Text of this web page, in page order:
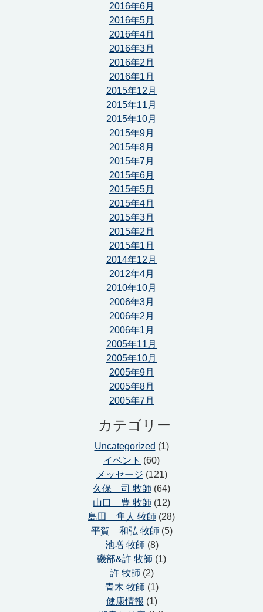
2016年6月
2016年5月
2016年4月
2016年3月
2016年2月
2016年1月
2015年12月
2015年11月
2015年10月
2015年9月
2015年8月
2015年7月
2015年6月
2015年5月
2015年4月
2015年3月
2015年2月
2015年1月
2014年12月
2012年4月
2010年10月
2006年3月
2006年2月
2006年1月
2005年11月
2005年10月
2005年9月
2005年8月
2005年7月
カテゴリー
Uncategorized (1)
イベント (60)
メッセージ (121)
久保 司 牧師 (64)
山口 豊 牧師 (12)
島田 隼人 牧師 (28)
平賀 和弘 牧師 (5)
池増 牧師 (8)
磯部&許 牧師 (1)
許 牧師 (2)
青木 牧師 (1)
健康情報 (1)